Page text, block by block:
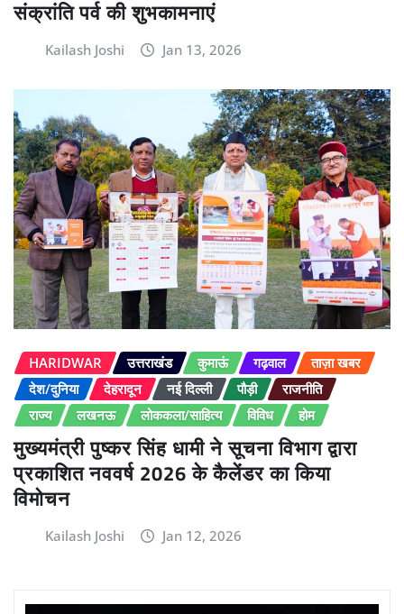
संक्रांति पर्व की शुभकामनाएं
Kailash Joshi Jan 13, 2026
HARIDWAR उत्तराखंड कुमाऊं गढ़वाल
ताज़ा खबर
देश/दुनिया
देहरादून नई दिल्ली पौड़ी
राजनीति
राज्य
लखनऊ लोककला/साहित्य विविध होम
मुख्यमंत्री पुष्कर सिंह धामी ने सूचना विभाग द्वारा
प्रकाशित नववर्ष 2026 के कैलेंडर का किया
विमोचन
Kailash Joshi Jan 12, 2026